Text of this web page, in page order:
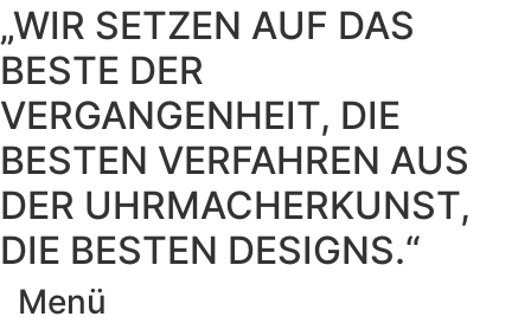
„WIR SETZEN AUF DAS
BESTE DER
VERGANGENHEIT, DIE
BESTEN VERFAHREN AUS
DER UHRMACHERKUNST,
DIE BESTEN DESIGNS.“
Menü